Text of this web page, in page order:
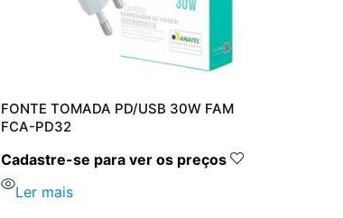
FONTE TOMADA PD/USB 30W FAM
FCA-PD32
Cadastre-se para ver os preços
Ler mais